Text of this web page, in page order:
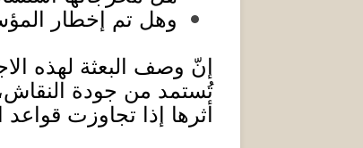
وهل تم إخطار
إنّ وصف البعثة لهذه
تُستمد من جودة
أثرها إذا تجاوزت